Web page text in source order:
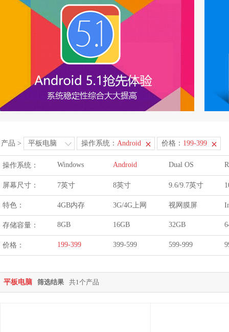
产品 > 平板电脑 操作系统： Android 价格： 199-399
操作系统： Windows Android Dual OS
屏幕尺寸： 7英寸 8英寸 9.6/9.7英寸
特色： 4GB内存 3G/4G上网 视网膜屏
存储容量： 8GB 16GB 32GB
价格： 199-399 399-599 599-999
平板电脑 筛选结果 共1个产品